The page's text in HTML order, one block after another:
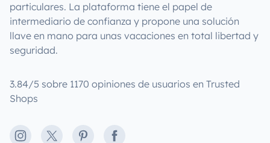
particulares. La plataforma tiene el papel de
intermediario de confianza y propone una solución
llave en mano para unas vacaciones en total libertad y
seguridad.
3.84/5 sobre 1170 opiniones de usuarios en Trusted
Shops
Instagram
X PinterestFacebook